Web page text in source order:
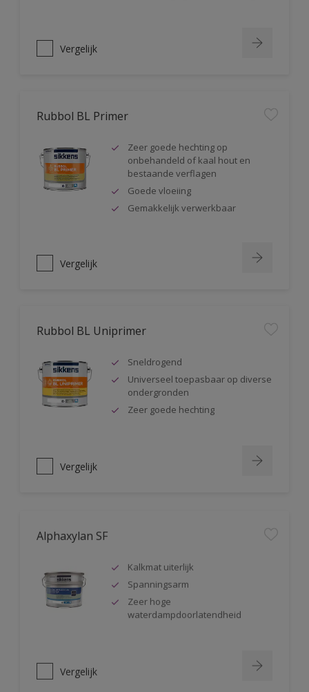
Vergelijk
Rubbol BL Primer
Zeer goede hechting op
onbehandeld of kaal hout en
bestaande verflagen
Goede vloeiing
Gemakkelijk verwerkbaar
Vergelijk
Rubbol BL Uniprimer
Sneldrogend
Universeel toepasbaar op diverse
ondergronden
Zeer goede hechting
Vergelijk
Alphaxylan SF
Kalkmat uiterlijk
Spanningsarm
Zeer hoge
waterdampdoorlatendheid
Vergelijk